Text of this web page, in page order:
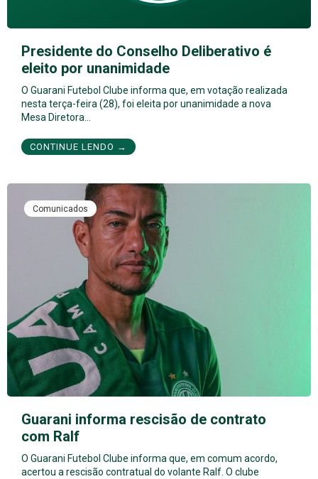
Presidente do Conselho Deliberativo é
eleito por unanimidade
O Guarani Futebol Clube informa que, em votação realizada
nesta terça-feira (28), foi eleita por unanimidade a nova
Mesa Diretora…
CONTINUE LENDO →
Comunicados
Guarani informa rescisão de contrato
com Ralf
O Guarani Futebol Clube informa que, em comum acordo,
acertou a rescisão contratual do volante Ralf. O clube